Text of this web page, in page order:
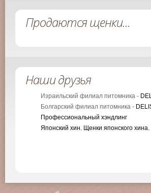
Продаются щенки...
Наши друзья
Израильский филиал питомника -
Болгарский филиал питомника -
Профессиональный хэндлинг
Японский хин. Щенки японского